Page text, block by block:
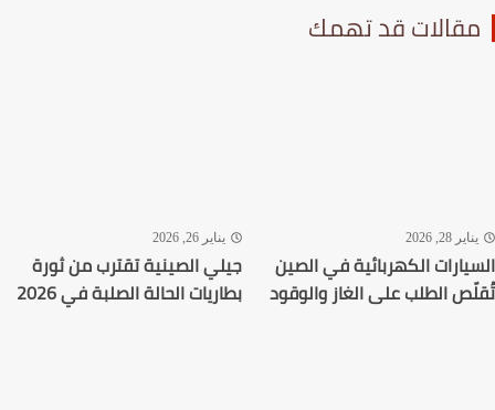
قد تهمك
28, 2026
الكهربائية في الصين
الطلب على الغاز والوقود
يناير 26, 2026
جيلي الصينية تقترب من ثورة
بطاريات الحالة الصلبة في 2026